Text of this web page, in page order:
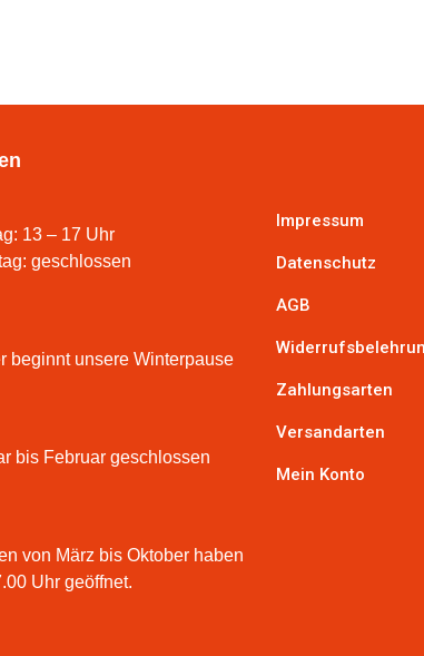
13 – 17 Uhr
geschlossen
beginnt unsere Winterpause
bis Februar geschlossen
von März bis Oktober haben
Uhr geöffnet.
Impressum
Datenschutz
AGB
Zahlungsarten
Versandarten
Mein Konto